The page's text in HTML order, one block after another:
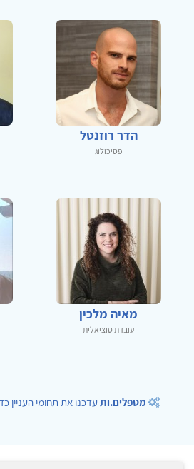
הדר רוזנטל
פסיכולוג
מאיה מלכין
עובדת סוציאלית
מטפלים.ותעדכנו את תחומי העניין